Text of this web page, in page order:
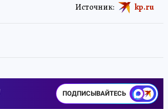
Источник: kp.ru
ПОДПИСЫВАЙТЕСЬ